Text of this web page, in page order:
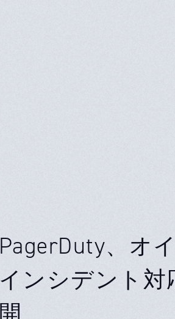
PagerDuty、オ
インシデント
開